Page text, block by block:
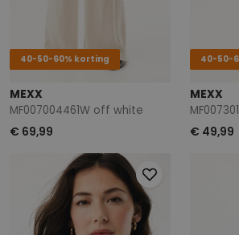
40-50-60% korting
MEXX
MF007004461W off white
€ 69,99
40-50-
MEXX
€ 49,99